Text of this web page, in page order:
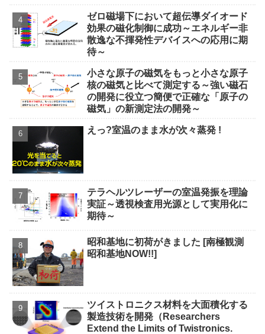
ゼロ磁場下において超伝導ダイオード
効果の磁化制御に成功～エネルギー非
散逸な不揮発性デバイスへの応用に期
待～
小さな原子の磁気をもっと小さな原子
核の磁気と比べて測定する～強い磁石
の開発に役立つ簡便で正確な「原子の
磁気」の新測定法の開発～
えっ?室温のまま水が次々蒸発 !
テラヘルツレーザーの室温発振を理論
実証～透視検査用光源として実用化に
期待～
昭和基地に初荷がきました [南極観測
昭和基地NOW!!]
ツイストロニクス材料を大面積化する
製造技術を開発（Researchers
Extend the Limits of Twistronics.